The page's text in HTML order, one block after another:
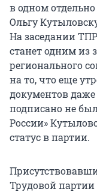
в одном отдельно
Ольгу
На заседании
станет одним из
регионального
на то, что еще
документов
подписано не
России»
статус в партии.
Трудовой